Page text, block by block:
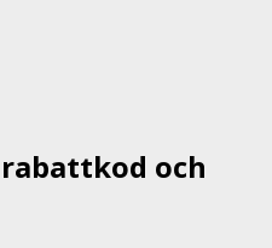
och